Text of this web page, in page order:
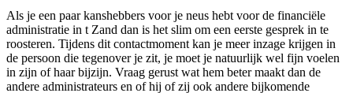
Als je een paar kanshebbers voor je neus hebt voor de financiële
administratie in t Zand dan is het slim om een eerste gesprek in te
roosteren. Tijdens dit contactmoment kan je meer inzage krijgen in
de persoon die tegenover je zit, je moet je natuurlijk wel fijn voelen
in zijn of haar bijzijn. Vraag gerust wat hem beter maakt dan de
andere administrateurs en of hij of zij ook andere bijkomende